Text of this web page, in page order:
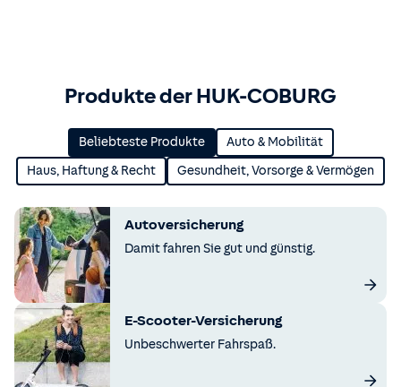
Produkte der HUK-COBURG
Beliebteste Produkte Auto & Mobilität
Haus, Haftung & Recht Gesundheit, Vorsorge & Vermögen
Autoversicherung
Damit fahren Sie gut und günstig.
E-Scooter-Versicherung
Unbeschwerter Fahrspaß.